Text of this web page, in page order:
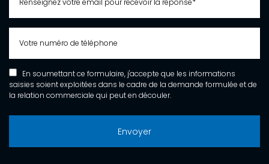
En soumettant ce formulaire, j'accepte que les informations
saisies soient exploitées dans le cadre de la demande formulée et de
la relation commerciale qui peut en découler.